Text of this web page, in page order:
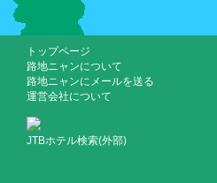
トップページ
路地ニャンについて
路地ニャンにメールを送る
運営会社について
JTBホテル検索(外部)